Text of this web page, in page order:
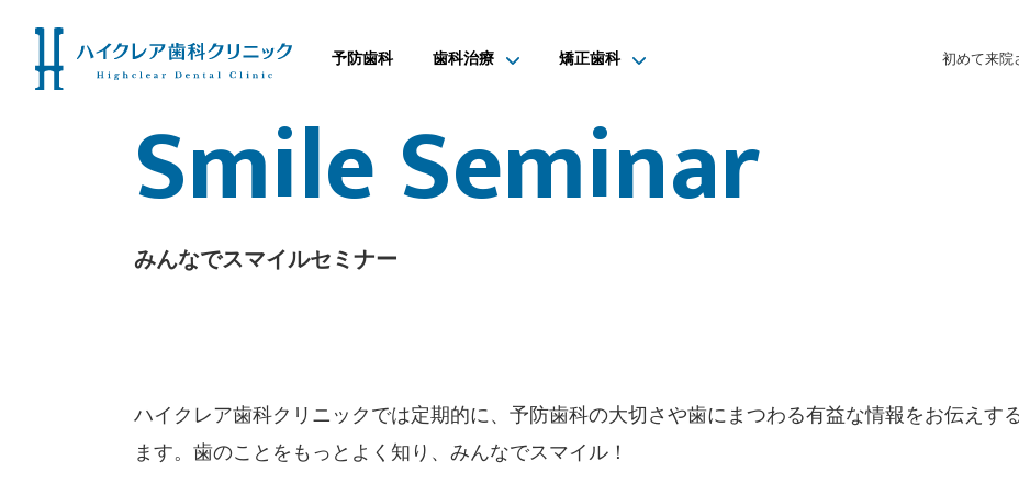
予防歯科 歯科治療 矯正歯科 初めて来院
Smile Seminar
みんなでスマイルセミナー
ハイクレア歯科クリニックでは定期的に、予防歯科の大切さや歯にまつわる有益な情報をお伝えす
ます。歯のことをもっとよく知り、みんなでスマイル！